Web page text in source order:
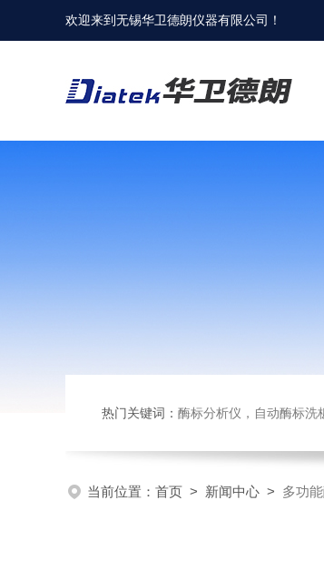
欢迎来到无锡华卫德朗仪器有限公司 ！
热门关键词： 酶标分析仪，自动酶标洗板
当前位置： 首页 > 新闻中心 > 多功